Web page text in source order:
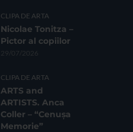
CLIPA DE ARTA
Nicolae Tonitza –
Pictor al copiilor
29/07/2026
CLIPA DE ARTA
ARTS and
ARTISTS. Anca
Coller – “Cenușa
Memorie”